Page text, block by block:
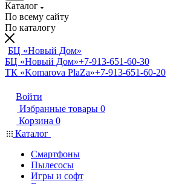
Каталог
По всему сайту
По каталогу
БЦ «Новый Дом»
БЦ «Новый Дом»+7-913-651-60-30
ТК «Komarova PlaZa»+7-913-651-60-20
Войти
Избранные товары 0
Корзина 0
Каталог
Смартфоны
Пылесосы
Игры и софт